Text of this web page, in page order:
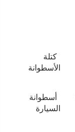
كتلة
الأسطوانة
أسطوانة
السيارة